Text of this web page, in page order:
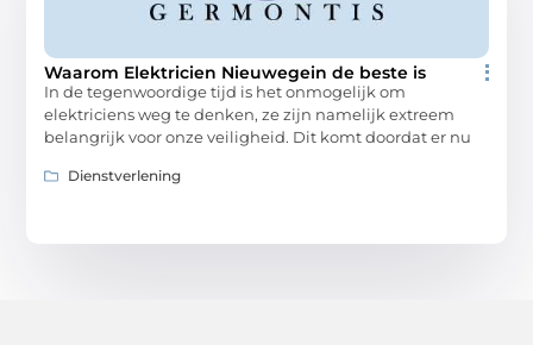
Waarom Elektricien Nieuwegein de beste is
In de tegenwoordige tijd is het onmogelijk om
elektriciens weg te denken, ze zijn namelijk extreem
belangrijk voor onze veiligheid. Dit komt doordat er nu
Dienstverlening